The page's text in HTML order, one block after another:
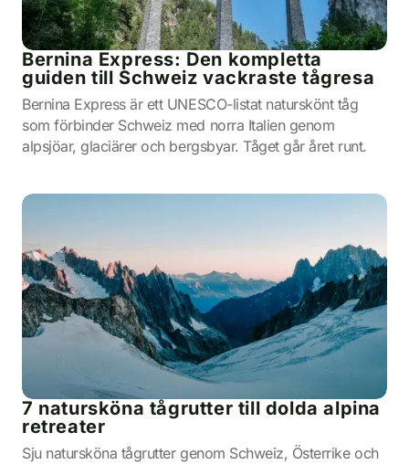
Bernina Express: Den kompletta
guiden till Schweiz vackraste tågresa
Bernina Express är ett UNESCO-listat naturskönt tåg
som förbinder Schweiz med norra Italien genom
alpsjöar, glaciärer och bergsbyar. Tåget går året runt.
7 natursköna tågrutter till dolda alpina
retreater
Sju natursköna tågrutter genom Schweiz, Österrike och